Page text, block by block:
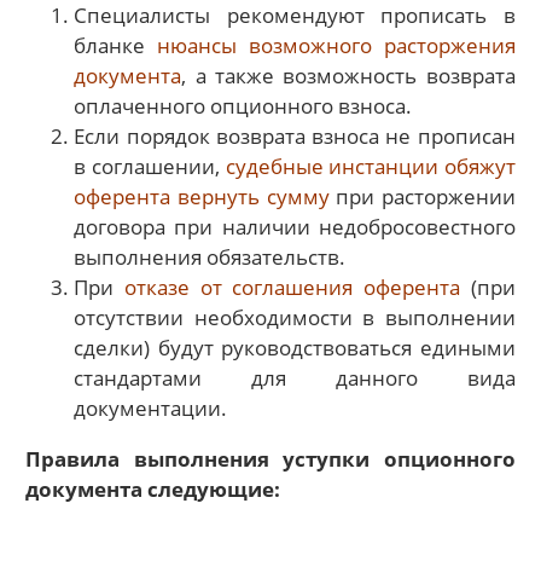
Специалисты рекомендуют прописать в
бланке нюансы возможного расторжения
документа, а также возможность возврата
оплаченного опционного взноса.
Если порядок возврата взноса не прописан
в соглашении, судебные инстанции обяжут
оферента вернуть суммупри расторжении
договора при наличии недобросовестного
выполнения обязательств.
При отказе от соглашения оферента (при
отсутствии необходимости в выполнении
сделки) будут руководствоваться едиными
стандартами для данного вида
документации.
Правила выполнения уступки опционного
документа следующие: